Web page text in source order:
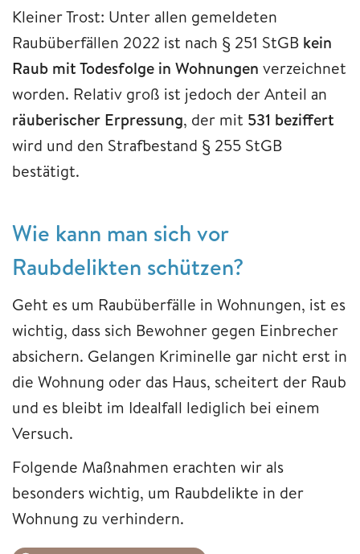
Kleiner Trost: Unter allen gemeldeten
Raubüberfällen 2022 ist nach § 251 StGB kein
Raub mit Todesfolge in Wohnungen verzeichnet
worden. Relativ groß ist jedoch der Anteil an
räuberischer Erpressung, der mit 531 beziffert
wird und den Strafbestand § 255 StGB
bestätigt.
Wie kann man sich vor
Raubdelikten schützen?
Geht es um Raubüberfälle in Wohnungen, ist es
wichtig, dass sich Bewohner gegen Einbrecher
absichern. Gelangen Kriminelle gar nicht erst in
die Wohnung oder das Haus, scheitert der Raub
und es bleibt im Idealfall lediglich bei einem
Versuch.
Folgende Maßnahmen erachten wir als
besonders wichtig, um Raubdelikte in der
Wohnung zu verhindern.